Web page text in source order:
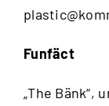
Funfäct
„The Bänk“,